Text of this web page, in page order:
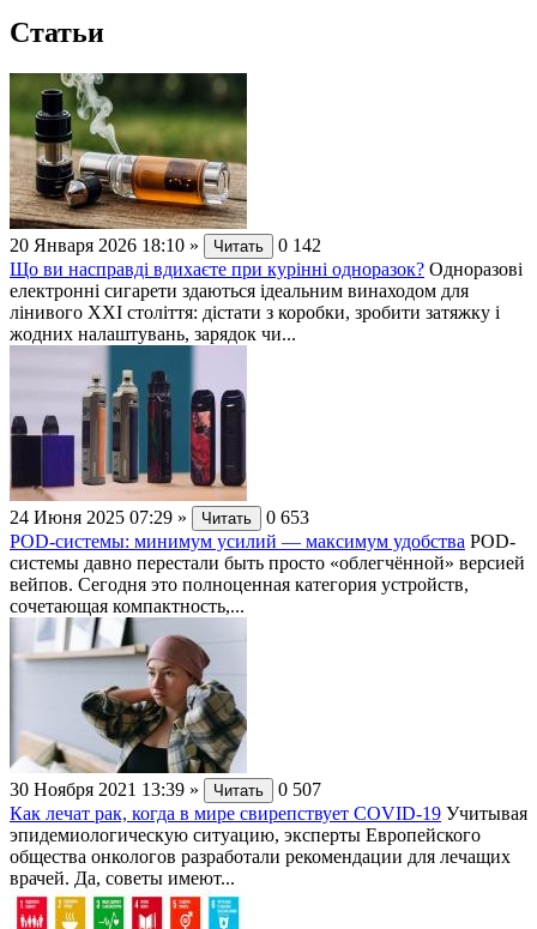
Статьи
20 Января 2026 18:10 » Читать 0 142
Що ви насправді вдихаєте при курінні одноразок? Одноразові
електронні сигарети здаються ідеальним винаходом для
лінивого XXI століття: дістати з коробки, зробити затяжку і
жодних налаштувань, зарядок чи...
24 Июня 2025 07:29 » Читать 0 653
POD-системы: минимум усилий — максимум удобства POD-
системы давно перестали быть просто «облегчённой» версией
вейпов. Сегодня это полноценная категория устройств,
сочетающая компактность,...
30 Ноября 2021 13:39 » Читать 0 507
Как лечат рак, когда в мире свирепствует COVID-19 Учитывая
эпидемиологическую ситуацию, эксперты Европейского
общества онкологов разработали рекомендации для лечащих
врачей. Да, советы имеют...